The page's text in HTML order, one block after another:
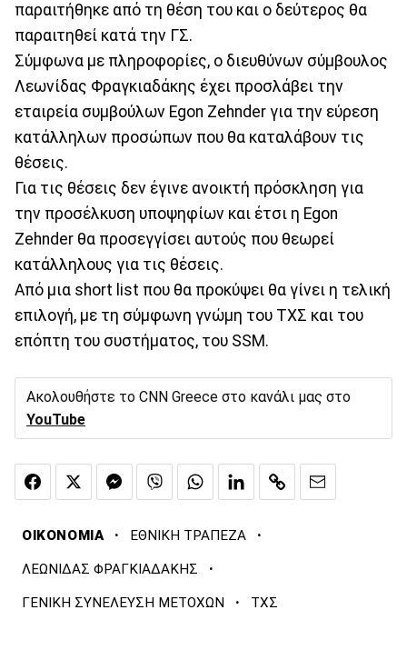
παραιτήθηκε από τη θέση του και ο δεύτερος θα
παραιτηθεί κατά την ΓΣ.
Σύμφωνα με πληροφορίες, ο διευθύνων σύμβουλος
Λεωνίδας Φραγκιαδάκης έχει προσλάβει την
εταιρεία συμβούλων Egon Zehnder για την εύρεση
κατάλληλων προσώπων που θα καταλάβουν τις
θέσεις.
Για τις θέσεις δεν έγινε ανοικτή πρόσκληση για
την προσέλκυση υποψηφίων και έτσι η Egon
Zehnder θα προσεγγίσει αυτούς που θεωρεί
κατάλληλους για τις θέσεις.
Από μια short list που θα προκύψει θα γίνει η τελική
επιλογή, με τη σύμφωνη γνώμη του ΤΧΣ και του
επόπτη του συστήματος, του SSM.
Ακολουθήστε το CNN Greece στο κανάλι μας στο
YouTube
ΟΙΚΟΝΟΜΙΑ · ΕΘΝΙΚΗ ΤΡΑΠΕΖΑ ·
ΛΕΩΝΙΔΑΣ ΦΡΑΓΚΙΑΔΑΚΗΣ ·
ΓΕΝΙΚΗ ΣΥΝΕΛΕΥΣΗ ΜΕΤΟΧΩΝ · ΤΧΣ